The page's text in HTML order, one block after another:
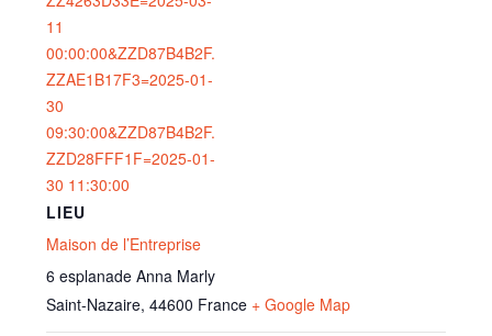
11
00:00:00&ZZD87B4B2F.
ZZAE1B17F3=2025-01-
30
09:30:00&ZZD87B4B2F.
ZZD28FFF1F=2025-01-
30 11:30:00
LIEU
Maison de l’Entreprise
6 esplanade Anna Marly
Saint-Nazaire, 44600 France + Google Map